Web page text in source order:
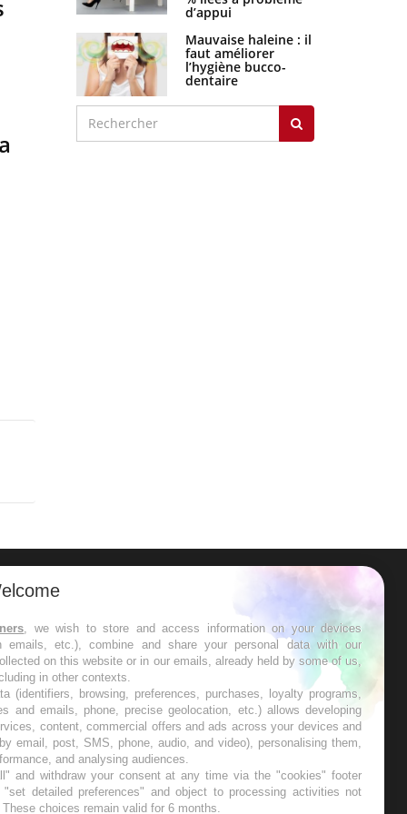
globules rouges aux
graves
Maladie de Charcot
(Sclérose latérale
métatarsalgies à 90
l’hygiène bucco-
dentaire
, we wish to store and access information on your devices
emails, etc.), combine and share your personal data with our
on this website or in our emails, already held by some of us,
in other contexts.
(identifiers, browsing, preferences, purchases, loyalty programs,
and emails, phone, precise geolocation, etc.) allows developing
content, commercial offers and ads across your devices and
email, post, SMS, phone, audio, and video), personalising them,
and analysing audiences.
and withdraw your consent at any time via the "cookies" footer
detailed preferences" and object to processing activities not
choices remain valid for 6 months.